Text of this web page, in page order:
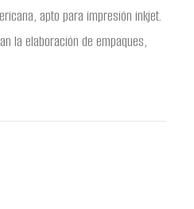
apto para impresión inkjet.
la elaboración de empaques,